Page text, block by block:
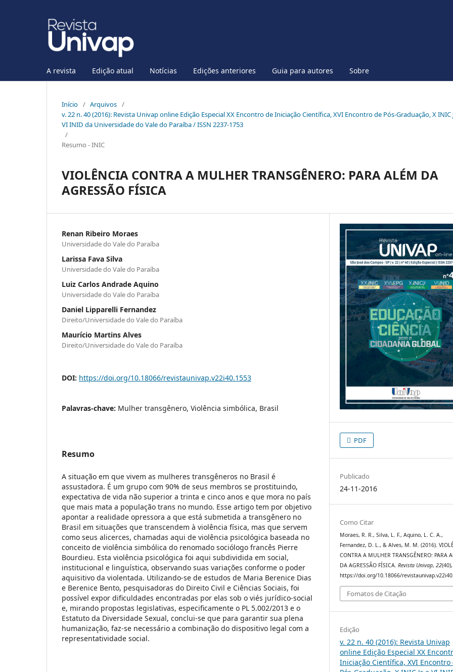
A revista Edição atual Notícias Edições anteriores Guia para autores Sobre
Início / Arquivos /
v. 22 n. 40 (2016): Revista Univap online Edição Especial XX Encontro de Iniciação Científica, XVI Encontro de Pós-Graduação, X INIC
VI INID da Universidade do Vale do Paraíba / ISSN 2237-1753
/
Resumo - INIC
VIOLÊNCIA CONTRA A MULHER TRANSGÊNERO: PARA ALÉM DA
AGRESSÃO FÍSICA
Renan Ribeiro Moraes
Universidade do Vale do Paraíba
Larissa Fava Silva
Universidade do Vale do Paraíba
Luiz Carlos Andrade Aquino
Universidade do Vale do Paraíba
Daniel Lipparelli Fernandez
Direito/Universidade do Vale do Paraíba
Maurício Martins Alves
Direito/Universidade do Vale do Paraíba
DOI: https://doi.org/10.18066/revistaunivap.v22i40.1553
Palavras-chave: Mulher transgênero, Violência simbólica, Brasil
Resumo
A situação em que vivem as mulheres transgêneros no Brasil é
assustadora. É um grupo com 90% de seus membros se prostituindo,
expectativa de vida não superior a trinta e cinco anos e que mora no país
que mais mata a população trans no mundo. Esse artigo tem por objetivo
apontar a realidade opressora a que está submetida a transgênero no
Brasil em situações que transcendem à violência física, mas que servem
como seus alicerces, chamadas aqui de violência psicológica baseada no
conceito de violência simbólica do renomado sociólogo francês Pierre
Bourdieu. Esta violência psicológica foi aqui subdividida em social,
institucional e linguística, observando suas variações conforme o poder
aquisitivo da violentada. Utilizando-se de estudos de Maria Berenice Dias
e Berenice Bento, pesquisadoras do Direito Civil e Ciências Sociais, foi
possível expor dificuldades encontradas por elas sob o viés jurídico-social
e, mirando propostas legislativas, especificamente o PL 5.002/2013 e o
Estatuto da Diversidade Sexual, conclui-se que para garantir sua plena
humanização, faz-se necessário a combinação do dispositivo legal com a
representatividade social.
PDF
Publicado
24-11-2016
Como Citar
Moraes, R. R., Silva, L. F., Aquino, L. C. A.,
Fernandez, D. L., & Alves, M. M. (2016).
CONTRA A MULHER TRANSGÊNERO: PARA
DA AGRESSÃO FÍSICA.Revista Univap,22
https://doi.org/10.18066/
Fomatos de Citação
Edição
v. 22 n. 40 (2016): Revista Univap
online Edição Especial XX
Iniciação Científica, XVI Encontro